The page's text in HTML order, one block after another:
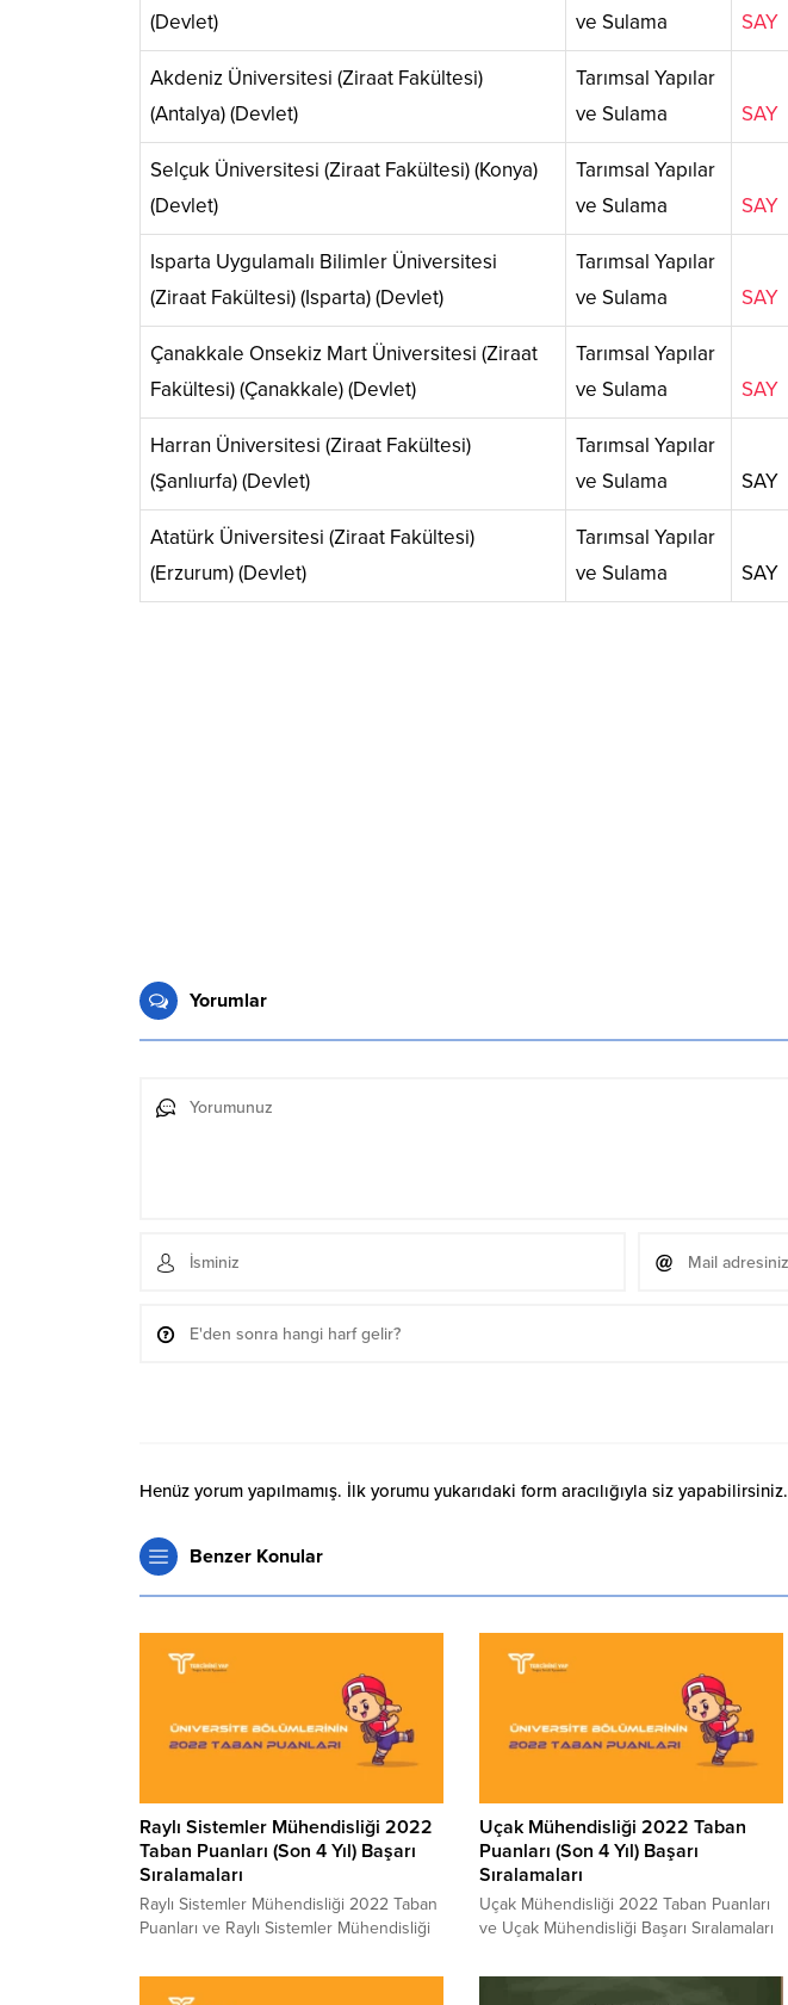
(Devlet)
ve Sulama
SAY
Akdeniz Üniversitesi (Ziraat Fakültesi)
(Antalya) (Devlet)
Tarımsal Yapılar
ve Sulama
SAY
Selçuk Üniversitesi (Ziraat Fakültesi) (Konya)
(Devlet)
Tarımsal Yapılar
ve Sulama
SAY
Isparta Uygulamalı Bilimler Üniversitesi
(Ziraat Fakültesi) (Isparta) (Devlet)
Tarımsal Yapılar
ve Sulama
SAY
Çanakkale Onsekiz Mart Üniversitesi (Ziraat
Fakültesi) (Çanakkale) (Devlet)
Tarımsal Yapılar
ve Sulama
SAY
Harran Üniversitesi (Ziraat Fakültesi)
(Şanlıurfa) (Devlet)
Tarımsal Yapılar
ve Sulama
SAY
Atatürk Üniversitesi (Ziraat Fakültesi)
(Erzurum) (Devlet)
Tarımsal Yapılar
ve Sulama
SAY
Yorumlar
Henüz yorum yapılmamış. İlk yorumu yukarıdaki form aracılığıyla siz yapabilirsiniz.
Benzer Konular
Raylı Sistemler Mühendisliği 2022
Taban Puanları (Son 4 Yıl) Başarı
Sıralamaları
Raylı Sistemler Mühendisliği 2022 Taban
Puanları ve Raylı Sistemler Mühendisliği
Mühendisliği kaç puanla kapattı? Raylı
Sistemler Mühendisliği sıralaması. 2022
Uçak Mühendisliği 2022 Taban
Puanları (Son 4 Yıl) Başarı
Sıralamaları
Uçak Mühendisliği 2022 Taban Puanları
ve Uçak Mühendisliği Başarı Sıralamaları
kapattı? Uçak Mühendisliği sıralaması.